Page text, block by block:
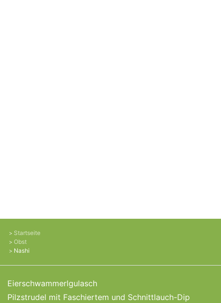
Startseite
Obst
Nashi
Eierschwammerlgulasch
Pilzstrudel mit Faschiertem und Schnittlauch-Dip